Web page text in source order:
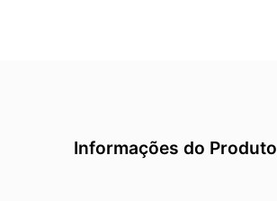
Informações do Produto